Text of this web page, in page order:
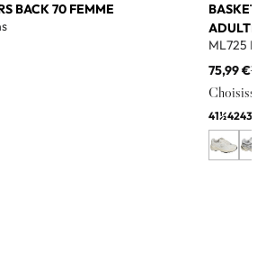
BACK 70 FEMME
ADULTE
ML725
75,99 €
41½4243